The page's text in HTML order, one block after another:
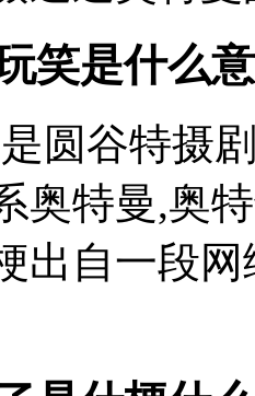
笑是什么
圆谷特摄
奥特曼,奥
出自一段